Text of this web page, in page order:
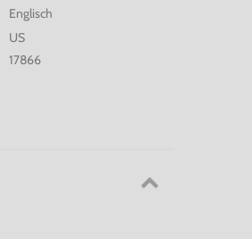
Englisch
US
17866